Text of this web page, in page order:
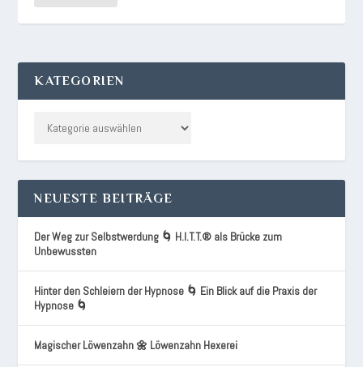
KATEGORIEN
NEUESTE BEITRÄGE
Der Weg zur Selbstwerdung 🌀 H.I.T.T.® als Brücke zum
Unbewussten
Hinter den Schleiern der Hypnose 🌀 Ein Blick auf die Praxis der
Hypnose 🌀
Magischer Löwenzahn 🌼 Löwenzahn Hexerei